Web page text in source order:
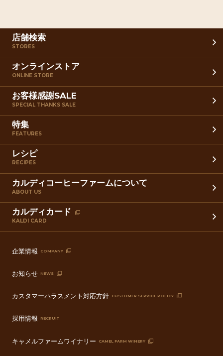
店舗検索
STORES
オンラインストア
ONLINE STORE
お客様感謝SALE
SPECIAL THANKS SALE
特集
FEATURES
レシピ
RECIPES
カルディコーヒーファームについて
ABOUT US
カルディカード
KALDI CARD
企業情報 COMPANY
お知らせ NEWS
カスタマーハラスメント対応方針 CUSTOMER SERVICE POLICY
採用情報 RECRUIT
キャメルファームワイナリー CAMEL FARM WINERY